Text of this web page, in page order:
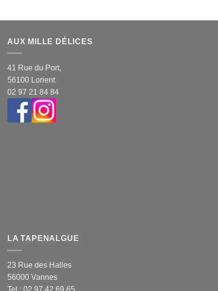
AUX MILLE DÉLICES
41 Rue du Port,
56100 Lorient
02 97 21 84 84
LA TAPENALGUE
23 Rue des Halles
56000 Vannes
Tel : 02 97 42 69 65